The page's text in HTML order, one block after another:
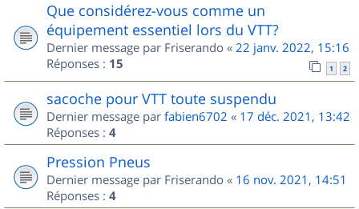
Que considérez-vous comme un
équipement essentiel lors du VTT?
Dernier message par Friserando « 22 janv. 2022, 15:16
Réponses : 15 1 2
sacoche pour VTT toute suspendu
Dernier message par fabien6702 « 17 déc. 2021, 13:42
Réponses : 4
Pression Pneus
Dernier message par Friserando « 16 nov. 2021, 14:51
Réponses : 4